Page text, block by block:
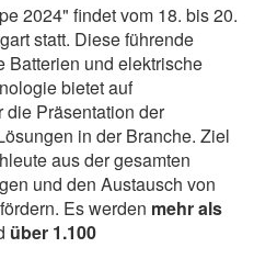
2024" findet vom 18. bis 20.
statt. Diese führende
Batterien und elektrische
bietet auf
die Präsentation der
in der Branche. Ziel
aus der gesamten
und den Austausch von
Es werden mehr als
über 1.100